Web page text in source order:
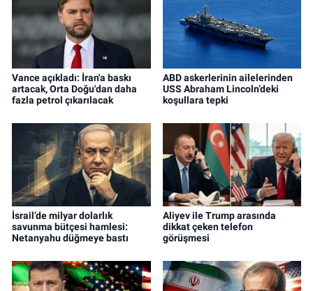
Vance açıkladı: İran'a baskı
artacak, Orta Doğu'dan daha
fazla petrol çıkarılacak
ABD askerlerinin ailelerinden
USS Abraham Lincoln’deki
koşullara tepki
İsrail’de milyar dolarlık
savunma bütçesi hamlesi:
Netanyahu düğmeye bastı
Aliyev ile Trump arasında
dikkat çeken telefon
görüşmesi